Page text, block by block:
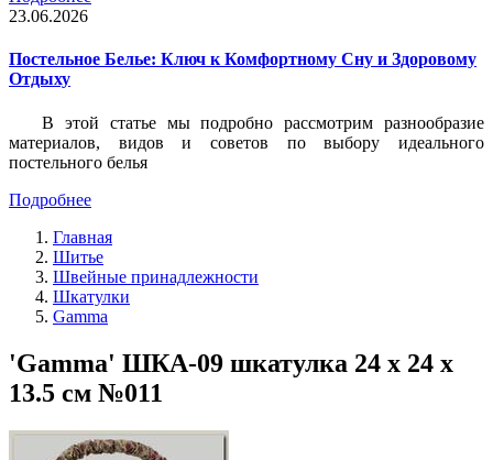
23.06.2026
Постельное Белье: Ключ к Комфортному Сну и Здоровому
Отдыху
В этой статье мы подробно рассмотрим разнообразие
материалов, видов и советов по выбору идеального
постельного белья
Подробнее
Главная
Шитье
Швейные принадлежности
Шкатулки
Gamma
'Gamma' ШКА-09 шкатулка 24 х 24 х
13.5 см №011